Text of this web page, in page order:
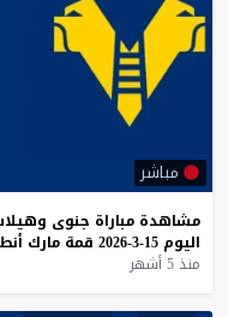
مباشر
مشاهدة مباراة جنوى
اليوم 15-3-2026 قمة مارك
منذ 5 أشهر